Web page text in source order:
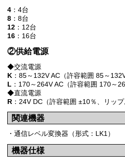
4 ：4台
8 ：8台
12 ：12台
16 ：16台
②供給電源
◆交流電源
K ：85～132V AC（許容範囲 85～
L ：170～264V AC（許容範囲 170～
◆直流電源
R ：24V DC（許容範囲 ±10％、リッ
関連機器
・通信レベル変換器（形式：LK1）
機器仕様